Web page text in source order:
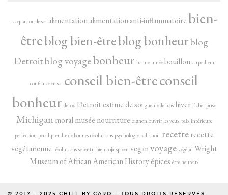
acceptation de soi alimentation alimentation anti-inflammatoirebien-
êtreblog bien-êtreblog bonheurblog
Detroitblog voyagebonheur bonne année bouillon carpe diem
confiance en soi conseil bien-êtreconseil
bonheur detox Detroitestime de soi gueule de bois hiver lâcher prise
Michigan moral musée nourriture oignon ouvrir les yeux paix intérieure
perfection persil prendre de bonnes résolutions psychologie radis noir recette recette
végétarienne résolutions se sentir bien soja spleen veganvoyage végétal Wright
Museum of African American History épices être heureux